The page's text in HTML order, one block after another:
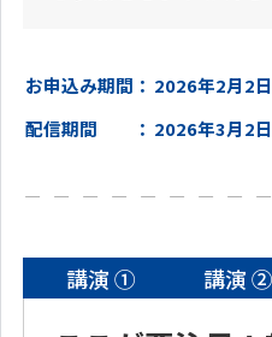
お申込み期間
2026年2月2
配信期間
2026年3月2
講演 ① 講演 ②